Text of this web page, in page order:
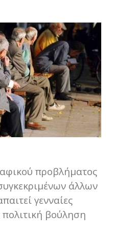
προβλήματος
άλλων
γενναίες
βούληση